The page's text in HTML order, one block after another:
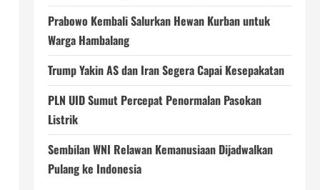
Prabowo Kembali Salurkan Hewan Kurban untuk
Warga Hambalang
Trump Yakin AS dan Iran Segera Capai Kesepakatan
PLN UID Sumut Percepat Penormalan Pasokan
Listrik
Sembilan WNI Relawan Kemanusiaan Dijadwalkan
Pulang ke Indonesia